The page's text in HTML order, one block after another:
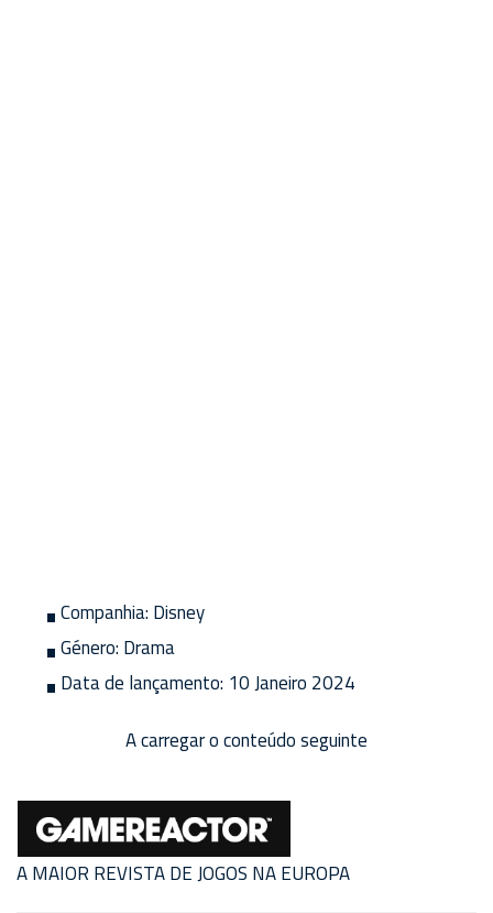
Companhia: Disney
Género: Drama
Data de lançamento: 10 Janeiro 2024
A carregar o conteúdo seguinte
A MAIOR REVISTA DE JOGOS NA EUROPA